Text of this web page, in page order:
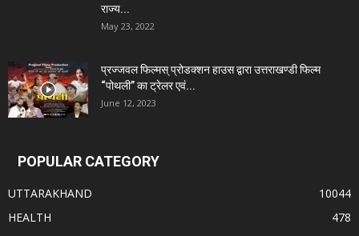
राज्य...
May 23, 2022
प्रज्जवल फिल्मस् प्रोडक्शन हाउस द्वारा उत्तराखण्डी फिल्म
“पोथली” का ट्रेलर एवं...
June 12, 2023
POPULAR CATEGORY
UTTARAKHAND
10044
HEALTH
478